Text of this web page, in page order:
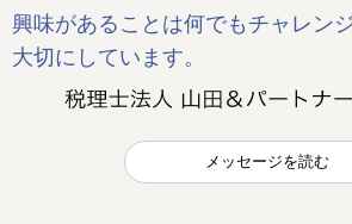
興味があることは何でもチャレン
大切にしています。
メッセージを読む